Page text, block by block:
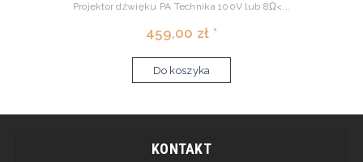
Projektor dźwięku PA Technika 100V lub 8Ω<...
459,00 zł *
Do koszyka
KONTAKT